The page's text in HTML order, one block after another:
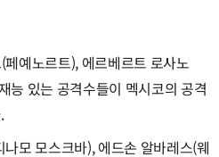
예노르트), 에르베르트 로사노
능 있는 공격수들이 멕시코의 공격
모 모스크바), 에드손 알바레스(웨